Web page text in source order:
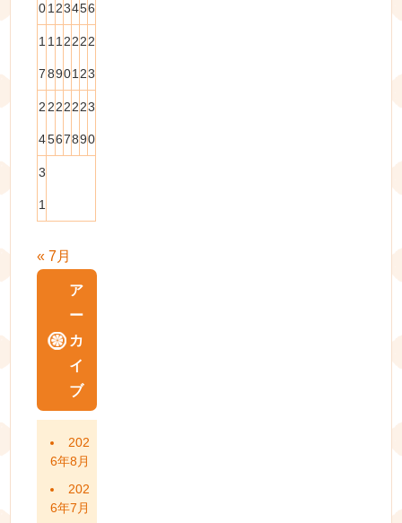
0 1 23456
1
7
1
8
1
9
2
0
2
1
2
2
2
3
2
4
2
5
2
6
2
7
2
8
2
9
3
0
3
1
« 7月
ア
ー
カ
イ
ブ
202
6年8月
202
6年7月